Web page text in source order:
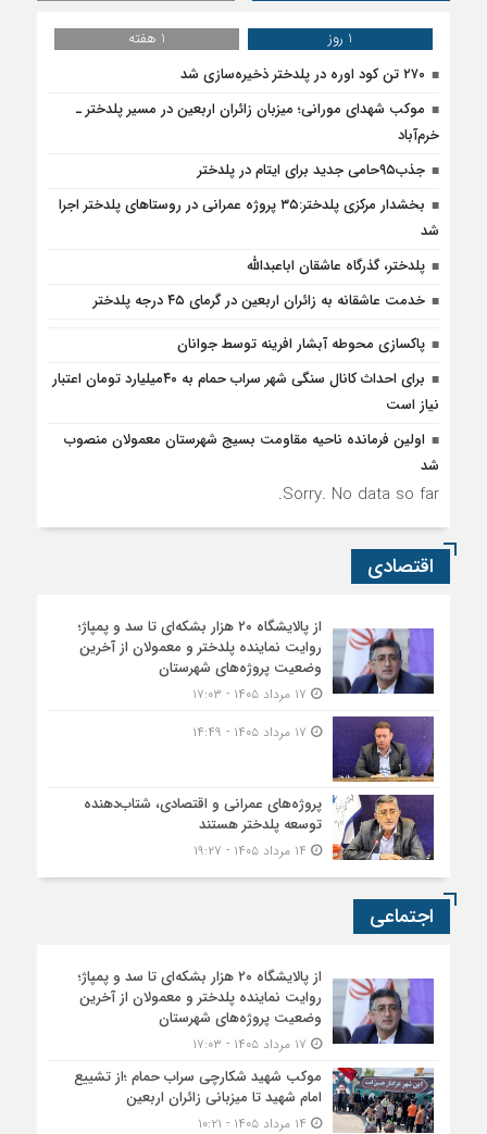
1 روز
1 هفته
۲۷۰ تن کود اوره در پلدختر ذخیره‌سازی شد
موکب شهدای مورانی؛ میزبان زائران اربعین در مسیر پلدختر ـ
خرم‌آباد
جذب۹۵حامی جدید برای ایتام در پلدختر
بخشدار مرکزی پلدختر:۳۵ پروژه عمرانی در روستاهای پلدختر اجرا
شد
پلدختر، گذرگاه عاشقان اباعبدالله
خدمت عاشقانه به زائران اربعین در گرمای ۴۵ درجه پلدختر
پاکسازی محوطه آبشار افرینه توسط جوانان
برای احداث کانال سنگی شهر سراب حمام به ۴۰میلیارد تومان اعتبار
نیاز است
اولین فرمانده ناحیه مقاومت بسیج شهرستان معمولان منصوب
شد
Sorry. No data so far.
اقتصادی
از پالایشگاه ۲۰ هزار بشکه‌ای تا سد و پمپاژ؛
روایت نماینده پلدختر و معمولان از آخرین
وضعیت پروژه‌های شهرستان
پروژه‌های عمرانی و اقتصادی، شتاب‌دهنده
توسعه پلدختر هستند
اجتماعی
از پالایشگاه ۲۰ هزار بشکه‌ای تا سد و پمپاژ؛
روایت نماینده پلدختر و معمولان از آخرین
وضعیت پروژه‌های شهرستان
موکب شهید شکارچی سراب حمام ؛از تشییع
امام شهید تا میزبانی زائران اربعین